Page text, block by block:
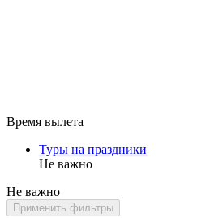
Время вылета
Туры на праздники
Не важно
Не важно
Применить фильтры